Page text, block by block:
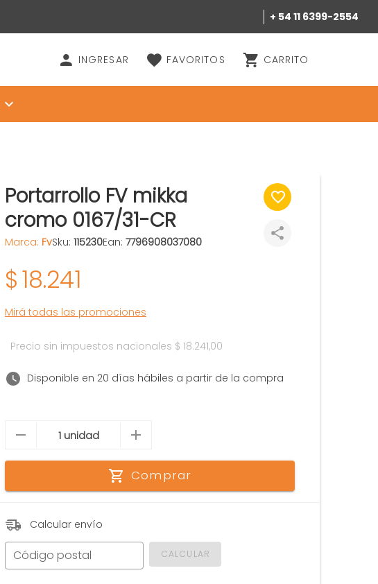
+ 54 11 6399-2554
INGRESAR FAVORITOS CARRITO
Portarrollo FV mikka
cromo 0167/31-CR
Marca: FvSku: 115230Ean: 7796908037080
$18.241
Mirá todas las promociones
Precio sin impuestos nacionales $ 18.241,00
Disponible en 20 días hábiles a partir de la compra
Comprar
Calcular envío
Código postal CALCULAR